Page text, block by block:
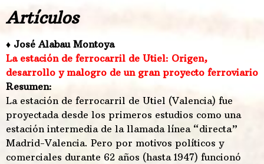
Artículos
♦ José Alabau Montoya
La estación de ferrocarril de Utiel: Origen,
desarrollo y malogro de un gran proyecto ferroviario
Resumen:
La estación de ferrocarril de Utiel (Valencia) fue
proyectada desde los primeros estudios como una
estación intermedia de la llamada línea “directa”
Madrid-Valencia. Pero por motivos políticos y
comerciales durante 62 años (hasta 1947) funcionó